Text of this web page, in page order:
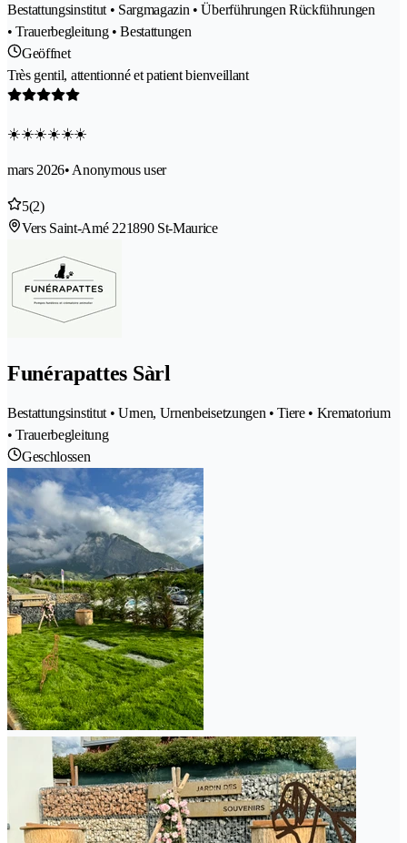
Bestattungsinstitut • Sargmagazin • Überführungen Rückführungen
• Trauerbegleitung • Bestattungen
Geöffnet
Très gentil, attentionné et patient bienveillant
☀️☀️☀️☀️☀️☀️
mars 2026• Anonymous user
5(2)
Vers Saint-Amé 221890 St-Maurice
Funérapattes Sàrl
Bestattungsinstitut • Urnen, Urnenbeisetzungen • Tiere • Krematorium
• Trauerbegleitung
Geschlossen